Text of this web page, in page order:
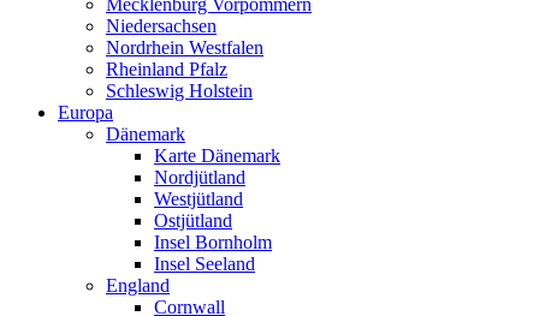
Mecklenburg Vorpommern
Niedersachsen
Nordrhein Westfalen
Rheinland Pfalz
Schleswig Holstein
Europa
Dänemark
Karte Dänemark
Nordjütland
Westjütland
Ostjütland
Insel Bornholm
Insel Seeland
England
Cornwall